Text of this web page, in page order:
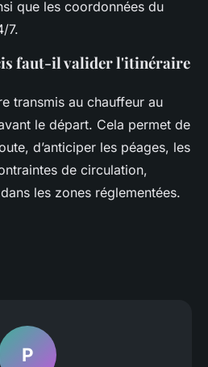
que les coordonnées du
7.
faut-il valider l'itinéraire
transmis au chauffeur au
le départ. Cela permet de
d’anticiper les péages, les
de circulation,
les zones réglementées.
P